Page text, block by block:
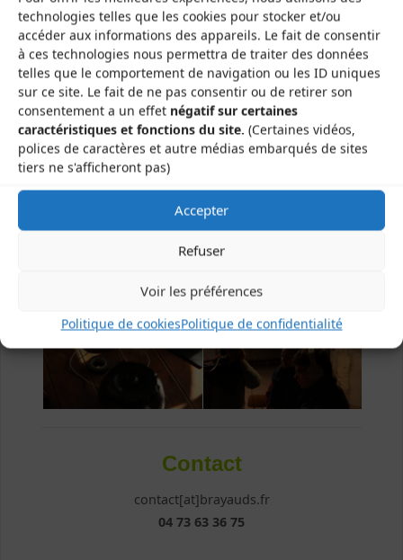
technologies telles que les cookies pour stocker et/ou
accéder aux informations des appareils. Le fait de consentir
à ces technologies nous permettra de traiter des données
telles que le comportement de navigation ou les ID uniques
sur ce site. Le fait de ne pas consentir ou de retirer son
consentement a un effet négatif sur certaines
caractéristiques et fonctions du site. (Certaines vidéos,
polices de caractères et autre médias embarqués de sites
tiers ne s'afficheront pas)
Accepter
Refuser
Voir les préférences
Politique de cookiesPolitique de confidentialité
CDBourrée du Massif Central, volume 3 LES
BRAYAUDS – CDMDT63, 2019
CDPhonème, 1er album LES BRAYAUDS –
CDMDT63, 2020
Contact
contact[at]brayauds.fr
04 73 63 36 75